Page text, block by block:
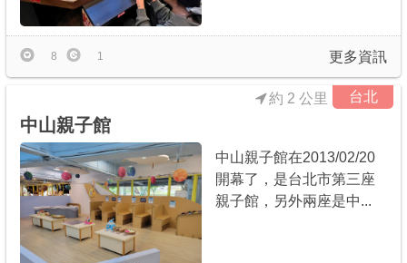
更多資訊
8 1
台北
中山親子館
約 2 公里
中山親子館在2013/02/20
開幕了，是台北市第三座
親子館，另外兩座是中...